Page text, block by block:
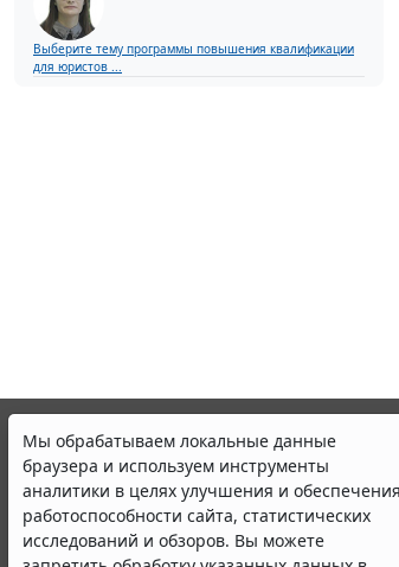
Выберите тему программы повышения квалификации
для юристов ...
Мы обрабатываем локальные данные
браузера и используем инструменты
аналитики в целях улучшения и обеспечения
работоспособности сайта, статистических
исследований и обзоров. Вы можете
© ООО "НПП "ГАРАНТ-СЕРВИС", 2026. Система
участниками Российской ассоциации
Все права на материалы сайта ГАРАНТ.РУ
Полное или частичное воспроизведение
Правила использования портала.